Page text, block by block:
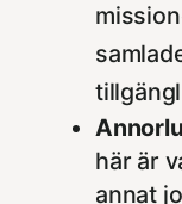
här är
annat